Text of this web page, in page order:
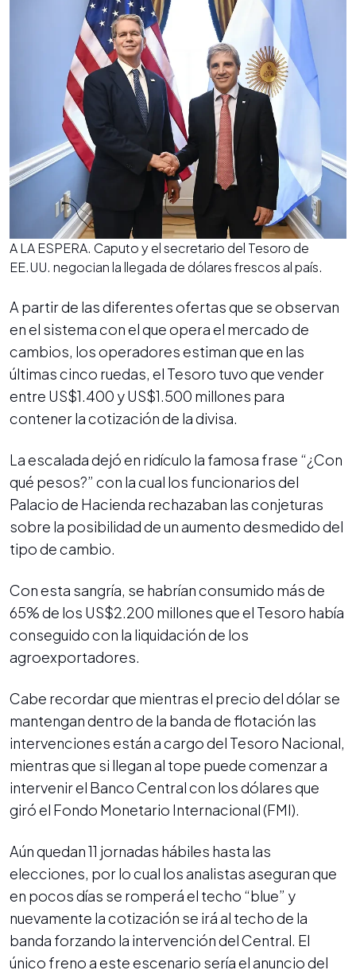
A LA ESPERA. Caputo y el secretario del Tesoro de
EE.UU. negocian la llegada de dólares frescos al país.
A partir de las diferentes ofertas que se observan
en el sistema con el que opera el mercado de
cambios, los operadores estiman que en las
últimas cinco ruedas, el Tesoro tuvo que vender
entre US$1.400 y US$1.500 millones para
contener la cotización de la divisa.
La escalada dejó en ridículo la famosa frase “¿Con
qué pesos?” con la cual los funcionarios del
Palacio de Hacienda rechazaban las conjeturas
sobre la posibilidad de un aumento desmedido del
tipo de cambio.
Con esta sangría, se habrían consumido más de
65% de los US$2.200 millones que el Tesoro había
conseguido con la liquidación de los
agroexportadores.
Cabe recordar que mientras el precio del dólar se
mantengan dentro de la banda de flotación las
intervenciones están a cargo del Tesoro Nacional,
mientras que si llegan al tope puede comenzar a
intervenir el Banco Central con los dólares que
giró el Fondo Monetario Internacional (FMI).
Aún quedan 11 jornadas hábiles hasta las
elecciones, por lo cual los analistas aseguran que
en pocos días se romperá el techo “blue” y
nuevamente la cotización se irá al techo de la
banda forzando la intervención del Central. El
único freno a este escenario sería el anuncio del